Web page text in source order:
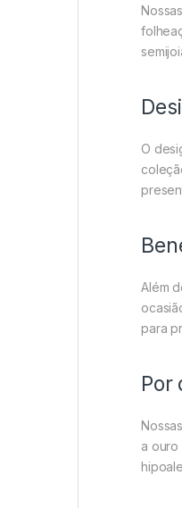
O
Além
para
Por
a ouro